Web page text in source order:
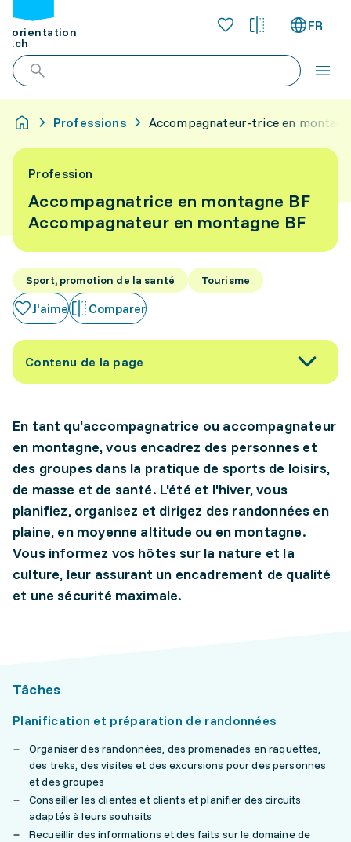
orientation
.ch
FR
Professions Accompagnateur-trice en
Profession
Accompagnatrice en montagne BF
Accompagnateur en montagne BF
Sport, promotion de la santé Tourisme
J'aime Comparer
Contenu de la page
En tant qu'accompagnatrice ou accompagnateur
en montagne, vous encadrez des personnes et
des groupes dans la pratique de sports de loisirs,
de masse et de santé. L'été et l'hiver, vous
planifiez, organisez et dirigez des randonnées en
plaine, en moyenne altitude ou en montagne.
Vous informez vos hôtes sur la nature et la
culture, leur assurant un encadrement de qualité
et une sécurité maximale.
Tâches
Planification et préparation de randonnées
Organiser des randonnées, des promenades en raquettes,
des treks, des visites et des excursions pour des personnes
et des groupes
Conseiller les clientes et clients et planifier des circuits
adaptés à leurs souhaits
Recueillir des informations et des faits sur le domaine de